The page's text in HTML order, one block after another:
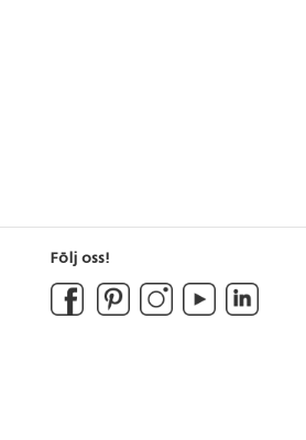
Följ oss!